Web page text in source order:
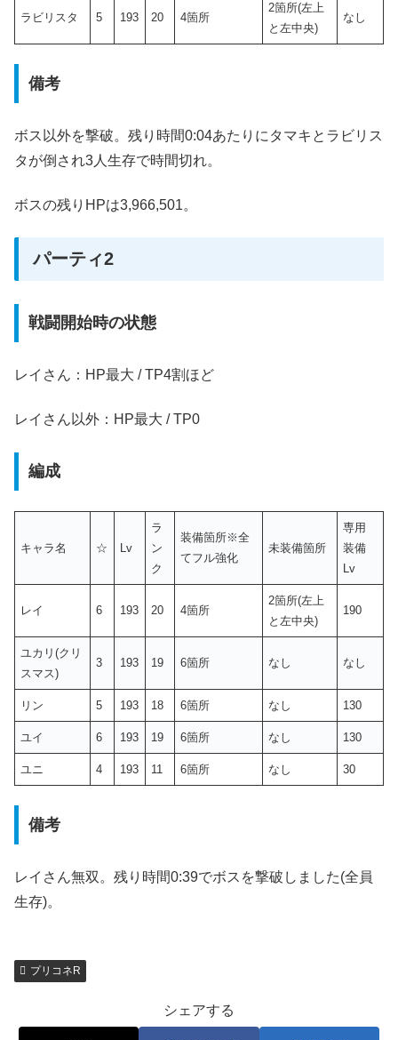
ラビリスタ 5 193 20 4箇所
2箇所(左上
と左中央)
なし
備考
ボス以外を撃破。残り時間0:04あたりにタマキとラビリス
タが倒され3人生存で時間切れ。
ボスの残りHPは3,966,501。
パーティ2
戦闘開始時の状態
レイさん：HP最大 / TP4割ほど
レイさん以外：HP最大 / TP0
編成
キャラ名 ☆ Lv
ラ
ン
ク
装備箇所※全
てフル強化
未装備箇所
専用
装備
Lv
レイ 6 193 20 4箇所
2箇所(左上
と左中央)
190
ユカリ(クリ
スマス)
3 193 19 6箇所 なし なし
リン 5 193 18 6箇所 なし 130
ユイ 6 193 19 6箇所 なし 130
ユニ 4 193 11 6箇所 なし 30
備考
レイさん無双。残り時間0:39でボスを撃破しました(全員
生存)。
プリコネR
シェアする